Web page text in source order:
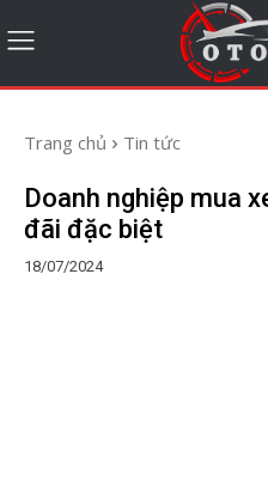
Trang chủ Tin tức
Doanh nghiệp mua
đãi đặc biệt
18/07/2024